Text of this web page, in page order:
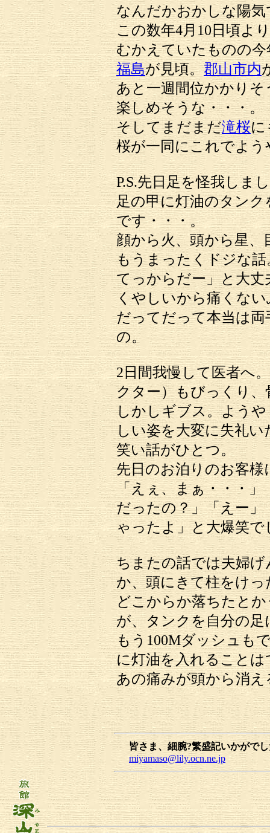
なんだかおかしな陽気
この数年4月10日頃よ
むかえていたものの
福島が見頃。郡山市内
あと一週間位かかり
楽しめそうな・・・。
そしてまだまだ滝桜に
桜が一同にこれでよ
P.S.先日足を怪我しま
足の甲に灯油のタン
です・・・。
顔から火、頭から星、
もうまったくドジな
てっからだー」と大
くやしいから痛くな
だってだって本当は
の。
2日間我慢して医者へ
クター）もびっくり
しかしギブス。よう
しい姿を大変に失礼い
笑い話がひとつ。
先日のお泊りのお客
「えぇ、まぁ・・・
だったの？」「えー
ゃったよ」と大爆笑で
ちまたの話では夫婦
か、頭にきて柱をけっ
どこからか落ちたと
が、タンクを自分の
もう100Mダッシュも
に灯油を入れること
あの痛みが頭から消
皆さま、細腕?繁盛記いかがで
miyamaso@lily.ocn.ne.jp